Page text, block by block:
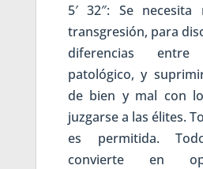
5′ 32″: Se necesita
transgresión, para
diferencias
patológico, y
de bien y mal con
juzgarse a las élites.
es permitida.
convierte en